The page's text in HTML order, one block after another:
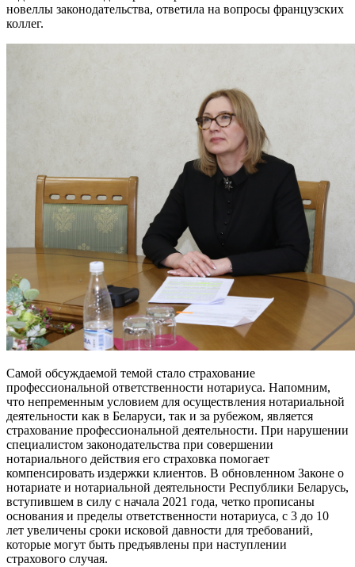
новеллы законодательства, ответила на вопросы французских
коллег.
Самой обсуждаемой темой стало страхование
профессиональной ответственности нотариуса. Напомним,
что непременным условием для осуществления нотариальной
деятельности как в Беларуси, так и за рубежом, является
страхование профессиональной деятельности. При нарушении
специалистом законодательства при совершении
нотариального действия его страховка помогает
компенсировать издержки клиентов. В обновленном Законе о
нотариате и нотариальной деятельности Республики Беларусь,
вступившем в силу с начала 2021 года, четко прописаны
основания и пределы ответственности нотариуса, с 3 до 10
лет увеличены сроки исковой давности для требований,
которые могут быть предъявлены при наступлении
страхового случая.